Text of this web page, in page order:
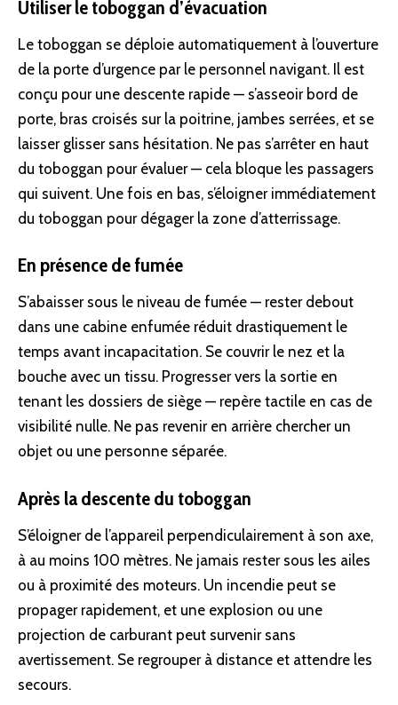
Utiliser le toboggan d’évacuation
Le toboggan se déploie automatiquement à l’ouverture
de la porte d’urgence par le personnel navigant. Il est
conçu pour une descente rapide — s’asseoir bord de
porte, bras croisés sur la poitrine, jambes serrées, et se
laisser glisser sans hésitation. Ne pas s’arrêter en haut
du toboggan pour évaluer — cela bloque les passagers
qui suivent. Une fois en bas, s’éloigner immédiatement
du toboggan pour dégager la zone d’atterrissage.
En présence de fumée
S’abaisser sous le niveau de fumée — rester debout
dans une cabine enfumée réduit drastiquement le
temps avant incapacitation. Se couvrir le nez et la
bouche avec un tissu. Progresser vers la sortie en
tenant les dossiers de siège — repère tactile en cas de
visibilité nulle. Ne pas revenir en arrière chercher un
objet ou une personne séparée.
Après la descente du toboggan
S’éloigner de l’appareil perpendiculairement à son axe,
à au moins 100 mètres. Ne jamais rester sous les ailes
ou à proximité des moteurs. Un incendie peut se
propager rapidement, et une explosion ou une
projection de carburant peut survenir sans
avertissement. Se regrouper à distance et attendre les
secours.